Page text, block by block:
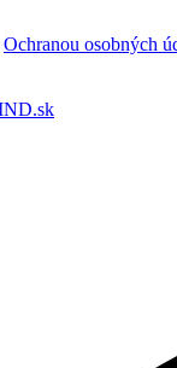
Ochranou osobných